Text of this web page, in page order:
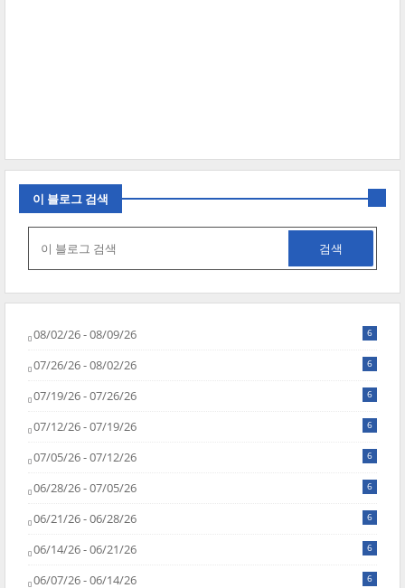
이 블로그 검색
08/02/26 - 08/09/26 6
07/26/26 - 08/02/26 6
07/19/26 - 07/26/26 6
07/12/26 - 07/19/26 6
07/05/26 - 07/12/26 6
06/28/26 - 07/05/26 6
06/21/26 - 06/28/26 6
06/14/26 - 06/21/26 6
06/07/26 - 06/14/26 6